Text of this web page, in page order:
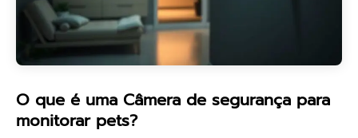
O que é uma Câmera de segurança para
monitorar pets?